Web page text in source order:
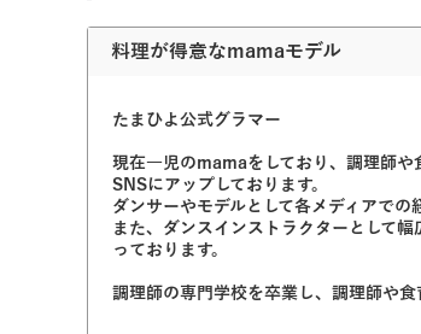
料理が得意なmamaモデル
たまひよ公式グラマー
現在一児のmamaをしており、調理師
SNSにアップしております。
ダンサーやモデルとして各メディアで
また、ダンスインストラクターとして
っております。
調理師の専門学校を卒業し、調理師や食